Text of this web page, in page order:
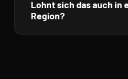
glaubwürdig.
Aufbau über Zeit: Je
Lohnt sich das auch in
Region?